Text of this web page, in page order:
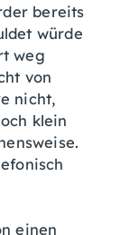
bereits
würde
weg
von
nicht,
klein
einen